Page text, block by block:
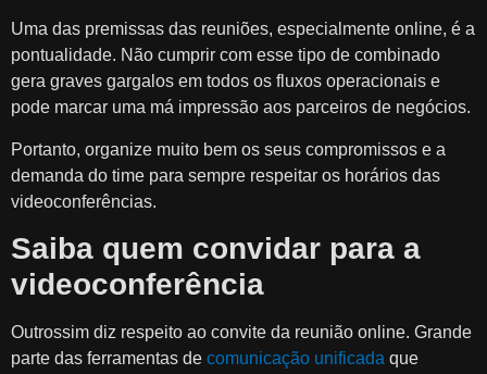
Uma das premissas das reuniões, especialmente online, é a
pontualidade. Não cumprir com esse tipo de combinado
gera graves gargalos em todos os fluxos operacionais e
pode marcar uma má impressão aos parceiros de negócios.
Portanto, organize muito bem os seus compromissos e a
demanda do time para sempre respeitar os horários das
videoconferências.
Saiba quem convidar para a
videoconferência
Outrossim diz respeito ao convite da reunião online. Grande
parte das ferramentas de comunicação unificada que